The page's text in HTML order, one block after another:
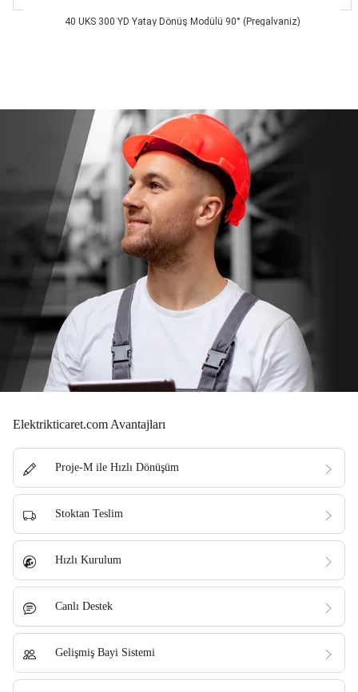
40 UKS 300 YD Yatay Dönüş Modülü 90° (Pregalvaniz)
Elektrikticaret.com Avantajları
Proje-M ile Hızlı Dönüşüm
Stoktan Teslim
Hızlı Kurulum
Canlı Destek
Gelişmiş Bayi Sistemi